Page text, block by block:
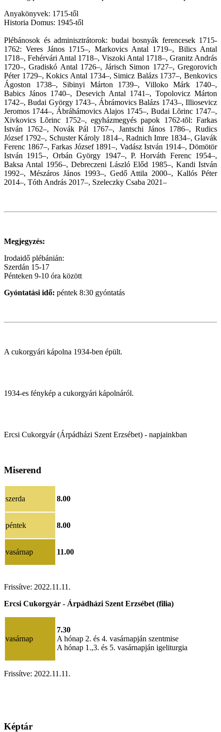
Anyakönyvek: 1715-től
Historia Domus: 1945-től
Plébánosok és adminisztrátorok: budai bosnyák ferencesek 1715-
1762: Veres János 1715–, Markovics Antal 1719–, Bilics Antal
1718–, Fehérvári Antal 1718–, Viszoki Antal 1718–, Granitz András
1720–, Gradiskó Antal 1726–, Járisch Simon 1727–, Gregorovich
Péter 1729–, Kokics Antal 1734–, Simicz Balázs 1737–, Benkovics
Ágoston 1738–, Sibinyi Márton 1739–, Villoko Márk 1740–,
Babics János 1740–, Desevich Antal 1741–, Topolovicz Márton
1742–, Budai György 1743–, Ábrámovics Balázs 1743–, Illiosevicz
Jeromos 1744–, Ábráhámovics Alajos 1745–, Budai Lõrinc 1747–,
Xivkovics Lõrinc 1752–, egyházmegyés papok 1762-tõl: Farkas
István 1762–, Novák Pál 1767–, Jantschi János 1786–, Rudics
József 1792–, Schuster Károly 1814–, Radnich Imre 1834–, Glavák
Ferenc 1867–, Farkas József 1891–, Vadász István 1914–, Dömötör
István 1915–, Orbán György 1947–, P. Horváth Ferenc 1954–,
Baksa Antal 1956–, Debreczeni László Előd 1985–, Kandi István
1992–, Mészáros János 1993–, Gedő Attila 2000–, Kallós Péter
2014–, Tóth András 2017–, Szeleczky Csaba 2021–
Megjegyzés:
Irodaidő plébánián:
Szerdán 15-17
Pénteken 9-10 óra között
Gyóntatási idő: péntek 8:30 gyóntatás
A cukorgyári kápolna 1934-ben épült.
1934-es fénykép a cukorgyári kápolnáról.
Ercsi Cukorgyár (Árpádházi Szent Erzsébet) - napjainkban
Miserend
szerda 8.00
péntek 8.00
vasárnap 11.00
Frissítve: 2022.11.11.
Ercsi Cukorgyár - Árpádházi Szent Erzsébet (filia)
vasárnap
7.30
A hónap 2. és 4. vasárnapján szentmise
A hónap 1.,3. és 5. vasárnapján igeliturgia
Frissítve: 2022.11.11.
Képtár